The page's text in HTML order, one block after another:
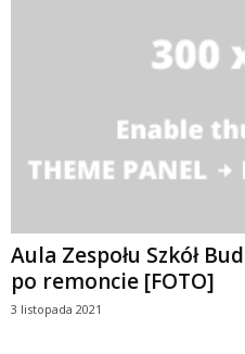
Aula Zespołu Szkół
po remoncie [FOTO]
3 listopada 2021